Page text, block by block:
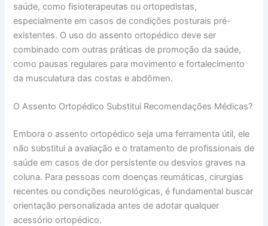
saúde, como fisioterapeutas ou ortopedistas,
especialmente em casos de condições posturais pré-
existentes. O uso do assento ortopédico deve ser
combinado com outras práticas de promoção da saúde,
como pausas regulares para movimento e fortalecimento
da musculatura das costas e abdômen.
O Assento Ortopédico Substitui Recomendações Médicas?
Embora o assento ortopédico seja uma ferramenta útil, ele
não substitui a avaliação e o tratamento de profissionais de
saúde em casos de dor persistente ou desvios graves na
coluna. Para pessoas com doenças reumáticas, cirurgias
recentes ou condições neurológicas, é fundamental buscar
orientação personalizada antes de adotar qualquer
acessório ortopédico.